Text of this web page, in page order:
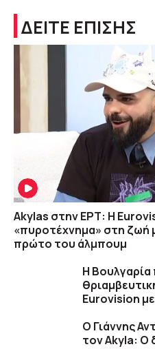
ΔΕΙΤΕ ΕΠΙΣΗΣ
Akylas στην ΕΡΤ: Η
«πυροτέχνημα» στη ζωή
πρώτο του άλμπουμ
Η Βουλγαρία
Eurovision
O Γιάννης
τον Akyla: Ο